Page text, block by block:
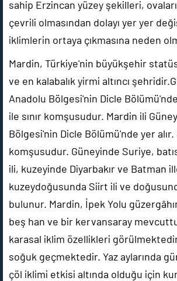
sahip Erzincan yüzey şekilleri,
çevrili olmasından dolayı yer yer
iklimlerin ortaya çıkmasına neden
Mardin, Türkiye'nin büyükşehir
ve en kalabalık yirmi altıncı
Anadolu Bölgesi'nin Dicle
ile sınır komşusudur. Mardin ili
Bölgesi'nin Dicle Bölümü'nde yer alır.
komşusudur. Güneyinde Suriye,
ili, kuzeyinde Diyarbakır ve Batman
kuzeydoğusunda Siirt ili ve
bulunur. Mardin, İpek Yolu
beş han ve bir kervansaray
karasal iklim özellikleri görülmektedir.
soğuk geçmektedir. Yaz aylarında
çöl iklimi etkisi altında olduğu için